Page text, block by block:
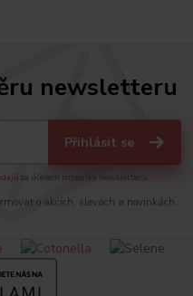
newsletteru
Přihlásit se
za účelem rozesílky newsletteru.
o akcích, slevách a novinkách.